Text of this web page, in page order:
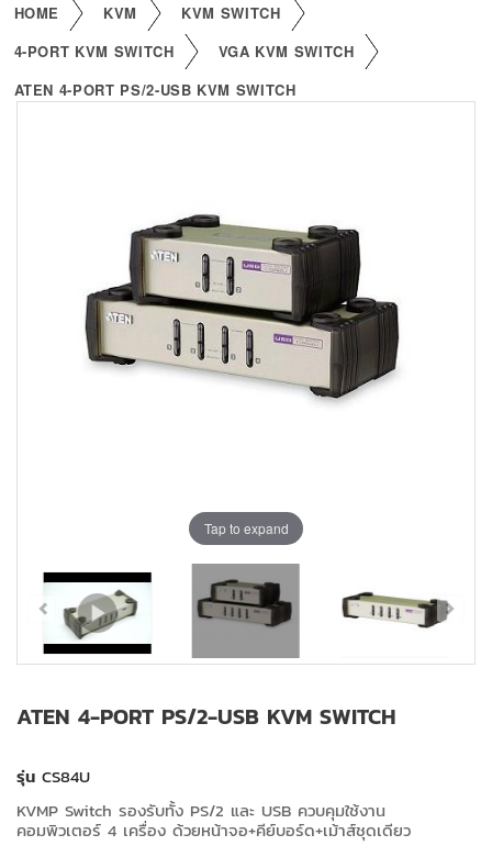
KVM
CONTACT US
HOME KVM
KVM SWITCH
4-PORT KVM SWITCH
VGA KVM SWITCH
ATEN 4-PORT PS/2-USB KVM SWITCH
Tap to expand
ATEN 4-PORT PS/2-USB KVM SWITCH
รุ่น CS84U
KVMP Switch รองรับทั้ง PS/2 และ USB ควบคุมใช้งาน
คอมพิวเตอร์ 4 เครื่อง ด้วยหน้าจอ+คีย์บอร์ด+เม้าส์ชุดเดียว